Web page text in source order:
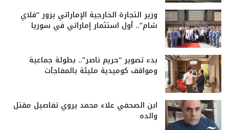
وزير التجارة الخارجية الإماراتي يزور “فلاي
شام”.. أول استثمار إماراتي في سوريا
بدء تصوير “حريم ناصر”.. بطولة جماعية
ومواقف كوميدية مليئة بالمفاجآت
ابن الصحفي علاء محمد يروي تفاصيل مقتل
والده